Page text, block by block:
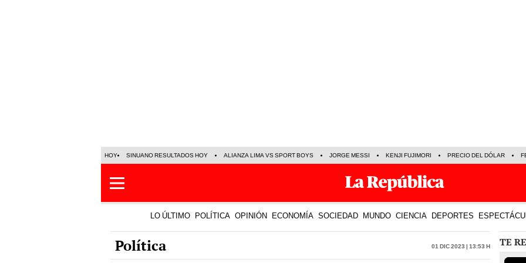
HOY SINUANO RESULTADOS HOY ALIANZA LIMA VS SPORT BOYS JORGE MESSI KENJI FUJIMORI PRECIO DEL DÓLAR
LO ÚLTIMO POLÍTICA OPINIÓN ECONOMÍA SOCIEDAD MUNDO CIENCIA DEPORTES
Política 01 Dic 2023 | 13:53 h TE